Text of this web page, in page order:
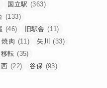
国立駅 (363)
(133)
(46) 旧駅舎 (11)
焼肉 (11) 矢川
(33)
移転 (35)
西 (22) 谷保 (93)